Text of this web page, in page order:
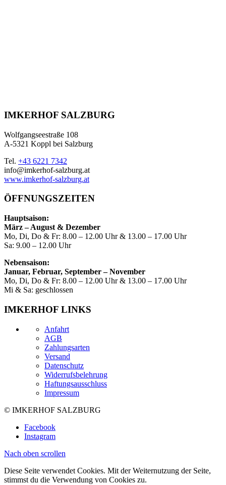
IMKERHOF SALZBURG
Wolfgangseestraße 108
A-5321 Koppl bei Salzburg
Tel. +43 6221 7342
info@imkerhof-salzburg.at
www.imkerhof-salzburg.at
ÖFFNUNGSZEITEN
Hauptsaison:
März – August & Dezember
Mo, Di, Do & Fr: 8.00 – 12.00 Uhr & 13.00 – 17.00 Uhr
Sa: 9.00 – 12.00 Uhr
Nebensaison:
Januar, Februar, September – November
Mo, Di, Do & Fr: 8.00 – 12.00 Uhr & 13.00 – 17.00 Uhr
Mi & Sa: geschlossen
IMKERHOF LINKS
Anfahrt
AGB
Zahlungsarten
Versand
Datenschutz
Widerrufsbelehrung
Haftungsausschluss
Impressum
© IMKERHOF SALZBURG
Facebook
Instagram
Nach oben scrollen
Diese Seite verwendet Cookies. Mit der Weiternutzung der Seite,
stimmst du die Verwendung von Cookies zu.